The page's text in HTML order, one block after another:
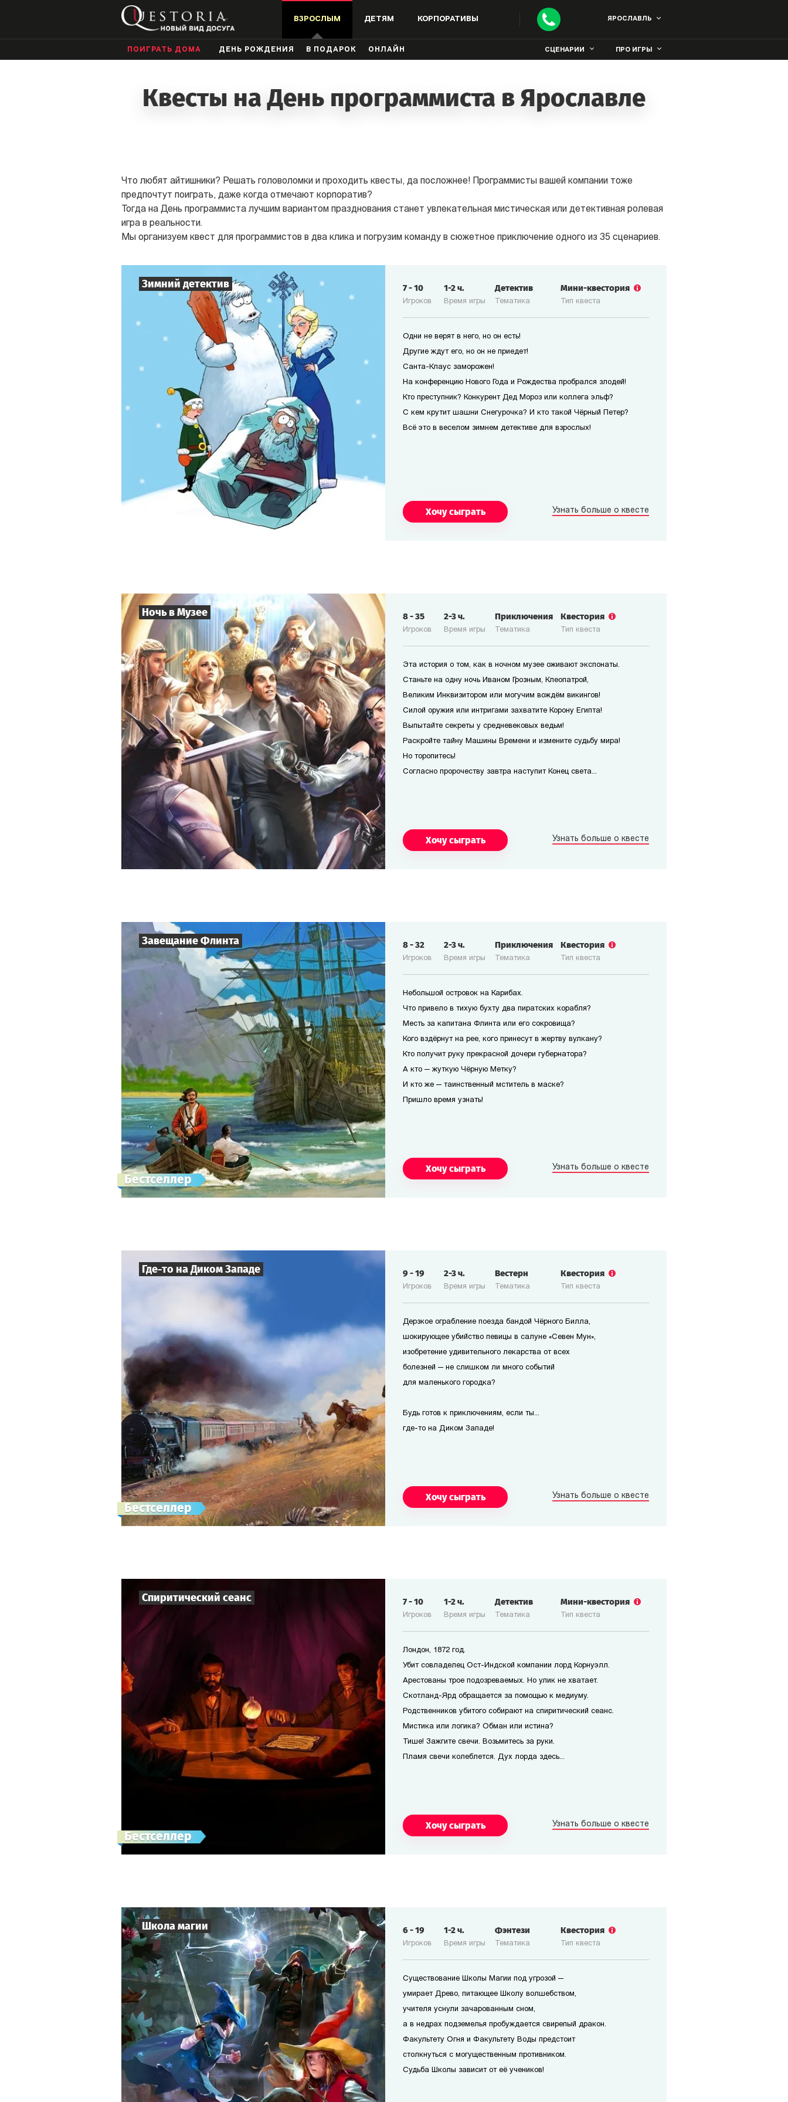
ВЗРОСЛЫМ ДЕТЯМ КОРПОРАТИВЫ ЯРОСЛАВЛЬ
ПОИГРАТЬ ДОМА ДЕНЬ РОЖДЕНИЯ В ПОДАРОК ОНЛАЙН СЦЕНАРИИ ПРО ИГРЫ
Квесты на День программиста в Ярославле
Что любят айтишники? Решать головоломки и проходить квесты, да посложнее! Программисты вашей компании тоже
предпочтут поиграть, даже когда отмечают корпоратив?
Тогда на День программиста лучшим вариантом празднования станет увлекательная мистическая или детективная ролевая
игра в реальности.
Мы организуем квест для программистов в два клика и погрузим команду в сюжетное приключение одного из 35 сценариев.
Зимний детектив
Игроков
7-10
Время игры
1-2ч.
Тематика
Детектив
Тип квеста
Мини-квестория
Одни не верят в него, но он есть!
Другие ждут его, но он не приедет!
Санта-Клаус заморожен!
На конференцию Нового Года и Рождества пробрался злодей!
Кто преступник? Конкурент Дед Мороз или коллега эльф?
С кем крутит шашни Снегурочка? И кто такой Чёрный Петер?
Всё это в веселом зимнем детективе для взрослых!
Хочу сыграть Узнать больше о квесте
Ночь в Музее
Игроков
8-35
Время игры
2-3ч.
Тематика
Приключения
Тип квеста
Квестория
Эта история о том, как в ночном музее оживают экспонаты.
Станьте на одну ночь Иваном Грозным, Клеопатрой,
Великим Инквизитором или могучим вождём викингов!
Силой оружия или интригами захватите Корону Египта!
Выпытайте секреты у средневековых ведьм!
Раскройте тайну Машины Времени и измените судьбу мира!
Но торопитесь!
Согласно пророчеству завтра наступит Конец света...
Хочу сыграть Узнать больше о квесте
Завещание Флинта
Бестселлер
Игроков
8-32
Время игры
2-3ч.
Тематика
Приключения
Тип квеста
Квестория
Небольшой островок на Карибах.
Что привело в тихую бухту два пиратских корабля?
Месть за капитана Флинта или его сокровища?
Кого вздёрнут на рее, кого принесут в жертву вулкану?
Кто получит руку прекрасной дочери губернатора?
А кто — жуткую Чёрную Метку?
И кто же — таинственный мститель в маске?
Пришло время узнать!
Хочу сыграть Узнать больше о квесте
Где-то на Диком Западе
Бестселлер
Игроков
9-19
Время игры
2-3ч.
Тематика
Вестерн
Тип квеста
Квестория
Дерзкое ограбление поезда бандой Чёрного Билла,
шокирующее убийство певицы в салуне «Севен Мун»,
изобретение удивительного лекарства от всех
болезней — не слишком ли много событий
для маленького городка?
Будь готов к приключениям, если ты...
где-то на Диком Западе!
Хочу сыграть Узнать больше о квесте
Спиритический сеанс
Бестселлер
Игроков
7-10
Время игры
1-2ч.
Тематика
Детектив
Тип квеста
Мини-квестория
Лондон, 1872 год.
Убит совладелец Ост-Индской компании лорд Корнуэлл.
Арестованы трое подозреваемых. Но улик не хватает.
Скотланд-Ярд обращается за помощью к медиуму.
Родственников убитого собирают на спиритический сеанс.
Мистика или логика? Обман или истина?
Тише! Зажгите свечи. Возьмитесь за руки.
Пламя свечи колеблется. Дух лорда здесь...
Хочу сыграть Узнать больше о квесте
Школа магии
Игроков
6-19
Время игры
1-2ч.
Тематика
Фэнтези
Тип квеста
Квестория
Существование Школы Магии под угрозой —
умирает Древо, питающее Школу волшебством,
учителя уснули зачарованным сном,
а в недрах подземелья пробуждается свирепый дракон.
Факультету Огня и Факультету Воды предстоит
столкнуться с могущественным противником.
Судьба Школы зависит от её учеников!